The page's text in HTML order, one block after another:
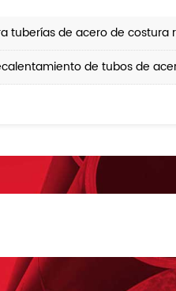
tuberías de acero de costura
de tubos de